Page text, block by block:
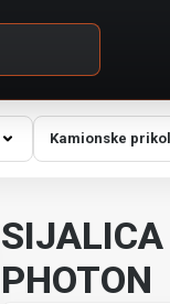
Kamionske
PHOTON